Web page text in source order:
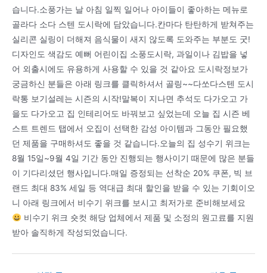
습니다.소풍가는 날 아침 일찍 일어나 아이들이 좋아하는 메뉴로
골라다 소다 스텐 도시락에 담았습니다.칸마다 탄탄하게 받쳐주는
실리콘 실링이 더해져 음식물이 새지 않도록 도와주는 부분도 굿!
디자인도 색감도 예뻐 어린이집 소풍도시락, 과일이나 김밥을 넣
어 외출시에도 유용하게 사용할 수 있을 것 같아요 도시락정보가
궁금하신 분들은 아래 링크를 클릭하셔서 골링~~다쏘다스텐 도시
락통 보기설레는 시즌의 시작!말복이 지나면 추석도 다가오고 가
을도 다가오고 집 인테리어도 바꿔보고 싶었는데 오늘 집 시즌 베
스트 트렌드 탭에서 오집이 선택한 감성 아이템과 그동안 필요했
던 제품을 구매하셔도 좋을 것 같습니다.오늘의 집 성수기 위크는
8월 15일~9월 4일 기간 동안 진행되는 행사이기 때문에 많은 분들
이 기다리셨던 행사입니다.매일 증정되는 선착순 20% 쿠폰, 빅 브
랜드 최대 83% 세일 등 역대급 최대 할인을 받을 수 있는 기회이오
니 아래 링크에서 비수기 위크를 보시고 최저가로 준비해보세요
비수기 위크 숏컷 해당 업체에서 제품 및 소정의 원고료를 지원
받아 솔직하게 작성되었습니다.